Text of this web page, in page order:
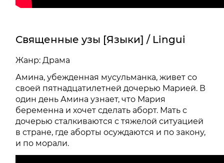
Священные узы [Языки] / Lingui
Жанр: Драма
Амина, убежденная мусульманка, живет со
своей пятнадцатилетней дочерью Марией. В
один день Амина узнает, что Мария
беременна и хочет сделать аборт. Мать с
дочерью сталкиваются с тяжелой ситуацией
в стране, где аборты осуждаются и по закону,
и по морали.